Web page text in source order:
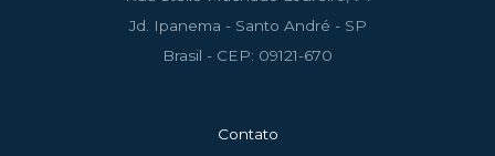
Jd. Ipanema - Santo André - SP
Brasil - CEP: 09121-670
Contato